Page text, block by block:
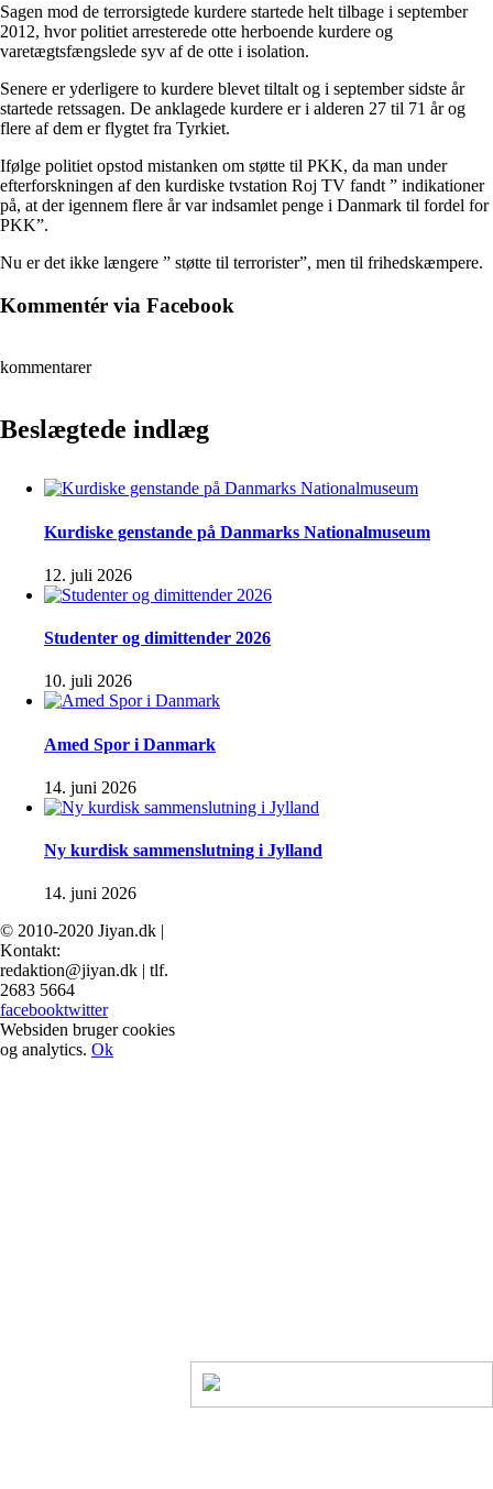
Sagen mod de terrorsigtede kurdere startede helt tilbage i september
2012, hvor politiet arresterede otte herboende kurdere og
varetægtsfængslede syv af de otte i isolation.
Senere er yderligere to kurdere blevet tiltalt og i september sidste år
startede retssagen. De anklagede kurdere er i alderen 27 til 71 år og
flere af dem er flygtet fra Tyrkiet.
Ifølge politiet opstod mistanken om støtte til PKK, da man under
efterforskningen af den kurdiske tvstation Roj TV fandt ” indikationer
på, at der igennem flere år var indsamlet penge i Danmark til fordel for
PKK”.
Nu er det ikke længere ” støtte til terrorister”, men til frihedskæmpere.
Kommentér via Facebook
kommentarer
Beslægtede indlæg
Kurdiske genstande på Danmarks Nationalmuseum
12. juli 2026
Studenter og dimittender 2026
10. juli 2026
Amed Spor i Danmark
14. juni 2026
Ny kurdisk sammenslutning i Jylland
14. juni 2026
© 2010-2020 Jiyan.dk |
Kontakt:
redaktion@jiyan.dk | tlf.
2683 5664
facebooktwitter
Websiden bruger cookies
og analytics. Ok